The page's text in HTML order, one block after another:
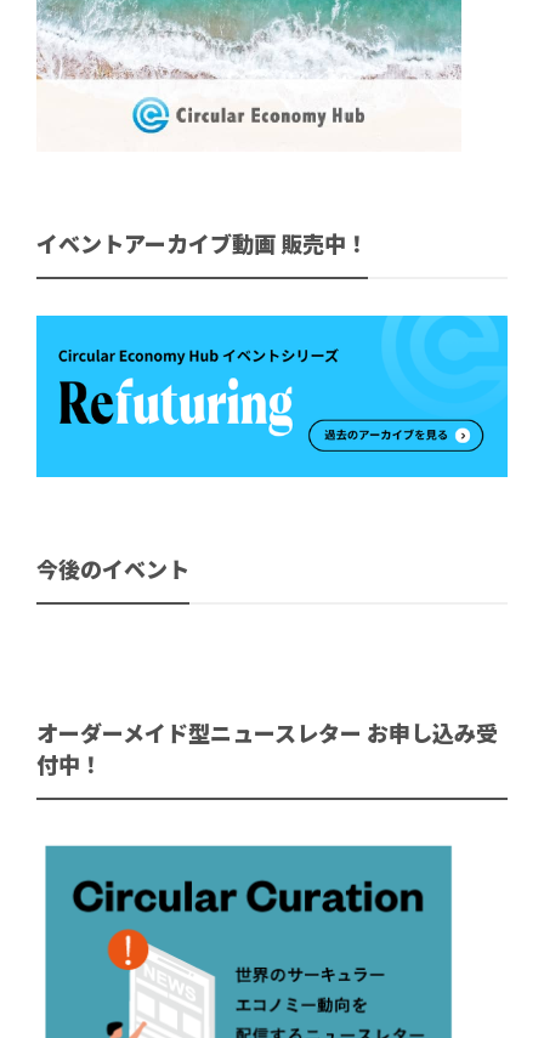
イベントアーカイブ動画 販売中！
今後のイベント
オーダーメイド型ニュースレター お申し込み受
付中！